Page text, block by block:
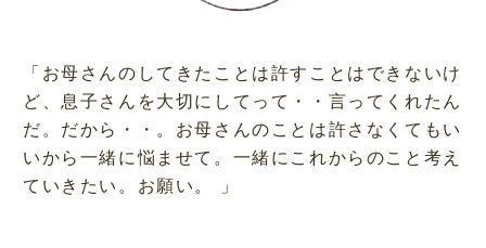
「お母さんのしてきたことは許すことはできないけ
ど、息子さんを大切にしてって・・言ってくれたん
だ。だから・・。お母さんのことは許さなくてもい
いから一緒に悩ませて。一緒にこれからのこと考え
ていきたい。お願い。 」